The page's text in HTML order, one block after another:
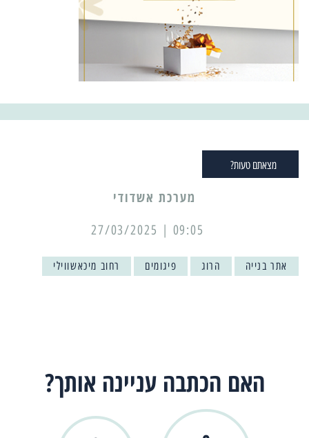
מצאתם טעות?
מערכת אשדודי
09:05 | 27/03/2025
אתר בנייה הרוג פיגומים רחוב מיכאשווילי
האם הכתבה עניינה אותך?